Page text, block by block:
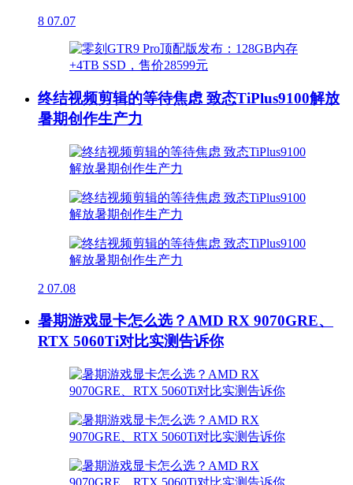
8 07.07
终结视频剪辑的等待焦虑 致态TiPlus9100解放
暑期创作生产力
2 07.08
暑期游戏显卡怎么选？AMD RX 9070GRE、
RTX 5060Ti对比实测告诉你